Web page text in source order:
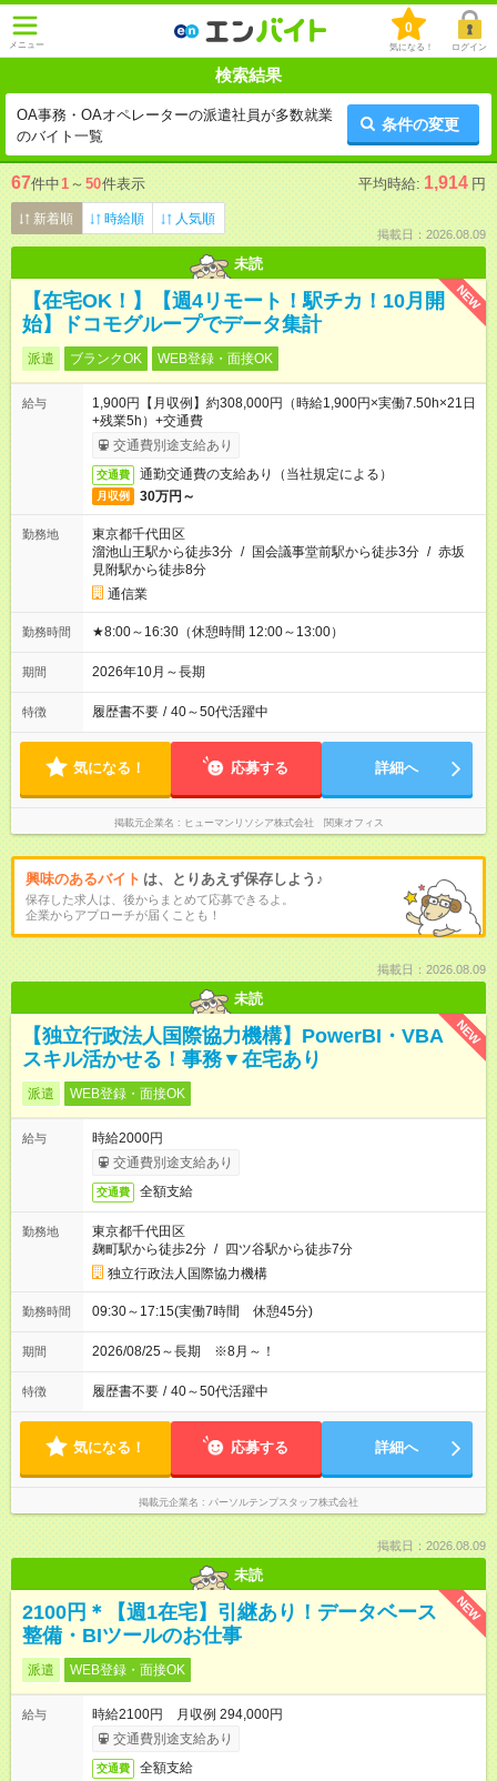
メニュー
0
気になる！ ログイン
検索結果
OA事務・OAオペレーターの派遣社員が多数就業
のバイト一覧
条件の変更
67件中1 ～ 50件表示 平均時給: 1,914 円
新着順 時給順 人気順
掲載日：2026.08.09
未読
NEW
【在宅OK！】【週4リモート！駅チカ！10月開
始】ドコモグループでデータ集計
派遣 ブランクOK WEB登録・面接OK
給与
1,900円【月収例】約308,000円（時給1,900円×実働7.50h×21日
+残業5h）+交通費
交通費別途支給あり
交通費 通勤交通費の支給あり（当社規定による）
月収例 30万円～
勤務地
東京都千代田区
溜池山王駅から徒歩3分 / 国会議事堂前駅から徒歩3分 / 赤坂
見附駅から徒歩8分
通信業
勤務時間 ★8:00～16:30（休憩時間 12:00～13:00）
期間 2026年10月～長期
特徴 履歴書不要 / 40～50代活躍中
気になる！ 応募する 詳細へ
掲載元企業名 ヒューマンリソシア株式会社 関東オフィス
興味のあるバイト は、とりあえず保存しよう♪
保存した求人は、後からまとめて応募できるよ。
企業からアプローチが届くことも！
掲載日：2026.08.09
未読
NEW
【独立行政法人国際協力機構】PowerBI・VBA
スキル活かせる！事務▼在宅あり
派遣 WEB登録・面接OK
給与
時給2000円
交通費別途支給あり
交通費 全額支給
勤務地
東京都千代田区
麹町駅から徒歩2分 / 四ツ谷駅から徒歩7分
独立行政法人国際協力機構
勤務時間 09:30～17:15(実働7時間 休憩45分)
期間 2026/08/25～長期 ※8月～！
特徴 履歴書不要 / 40～50代活躍中
気になる！ 応募する 詳細へ
掲載元企業名 パーソルテンプスタッフ株式会社
掲載日：2026.08.09
未読
NEW
2100円＊【週1在宅】引継あり！データベース
整備・BIツールのお仕事
派遣 WEB登録・面接OK
給与
時給2100円 月収例 294,000円
交通費別途支給あり
交通費 全額支給